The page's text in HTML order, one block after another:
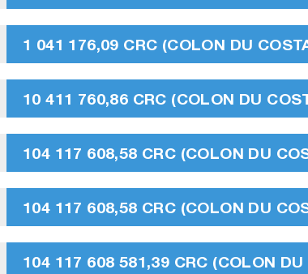
1 041 176,09 CRC (COLON DU
10 411 760,86 CRC (COLON DU
104 117 608,58 CRC (COLON DU
104 117 608,58 CRC (COLON DU
104 117 608 581,39 CRC (COLON DU